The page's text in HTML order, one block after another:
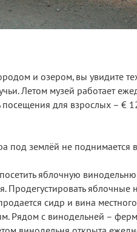
и озером, вы увидите
Летом музей работает
для взрослых – €
под землёй не поднимается
яблочную
Продегустировать
сидр и вина
Рядом с винодельней –